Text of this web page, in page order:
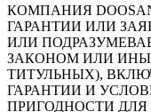
КОМПАНИЯ
ГАРАНТИИ ИЛИ
ИЛИ
ЗАКОНОМ ИЛИ
ТИТУЛЬНЫХ),
ГАРАНТИИ И
ПРИГОДНОСТИ